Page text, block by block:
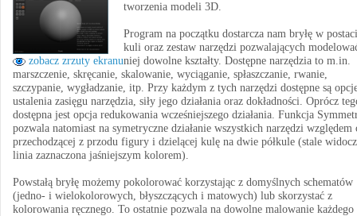
zobacz zrzuty ekranu
tworzenia modeli 3D.
Program na początku dostarcza nam bryłę w postaci
kuli oraz zestaw narzędzi pozwalających
niej dowolne kształty. Dostępne narzędzia to m.in.
marszczenie, skręcanie, skalowanie, wyciąganie, spłaszczanie, rwanie,
szczypanie, wygładzanie, itp. Przy każdym z tych narzędzi dostępne są
ustalenia zasięgu narzędzia, siły jego działania oraz dokładności. Oprócz
dostępna jest opcja redukowania wcześniejszego działania. Funkcja
pozwala natomiast na symetryczne działanie wszystkich narzędzi względem
przechodzącej z przodu figury i dzielącej kulę na dwie półkule (stale
linia zaznaczona jaśniejszym kolorem).
Powstałą bryłę możemy pokolorować korzystając z domyślnych schematów
(jedno- i wielokolorowych, błyszczących i matowych) lub skorzystać z
kolorowania ręcznego. To ostatnie pozwala na dowolne malowanie każdego